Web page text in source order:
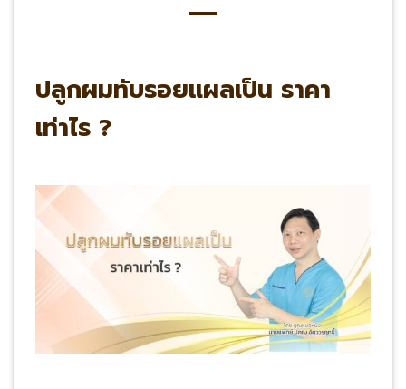
ปลูกผมทับรอยแผลเป็น ราคา
เท่าไร ?